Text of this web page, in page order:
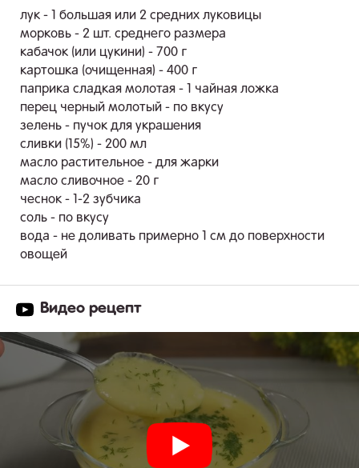
лук - 1 большая или 2 средних луковицы
морковь - 2 шт. среднего размера
кабачок (или цукини) - 700 г
картошка (очищенная) - 400 г
паприка сладкая молотая - 1 чайная ложка
перец черный молотый - по вкусу
зелень - пучок для украшения
сливки (15%) - 200 мл
масло растительное - для жарки
масло сливочное - 20 г
чеснок - 1-2 зубчика
соль - по вкусу
вода - не доливать примерно 1 см до поверхности
овощей
Видео рецепт